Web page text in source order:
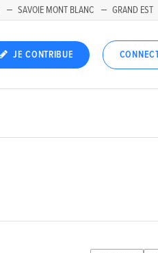
SAVOIE MONT BLANC GRAND EST
JE CONTRIBUE